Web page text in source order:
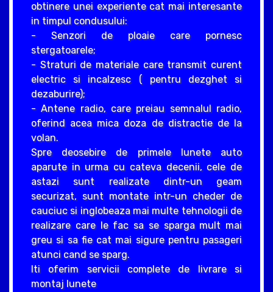
obtinere unei experiente cat mai interesante
in timpul condusului:
- Senzori de ploaie care pornesc
stergatoarele;
- Straturi de materiale care transmit curent
electric si incalzesc ( pentru dezghet si
dezaburire);
- Antene radio, care preiau semnalul radio,
oferind acea mica doza de distractie de la
volan.
Spre deosebire de primele lunete auto
aparute in urma cu cateva decenii, cele de
astazi sunt realizate dintr-un geam
securizat, sunt montate intr-un cheder de
cauciuc si inglobeaza mai multe tehnologii de
realizare care le fac sa se sparga mult mai
greu si sa fie cat mai sigure pentru pasageri
atunci cand se sparg.
Iti oferim servicii complete de livrare si
montaj lunete